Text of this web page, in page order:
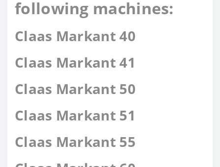
following machines:
Claas Markant 40
Claas Markant 41
Claas Markant 50
Claas Markant 51
Claas Markant 55